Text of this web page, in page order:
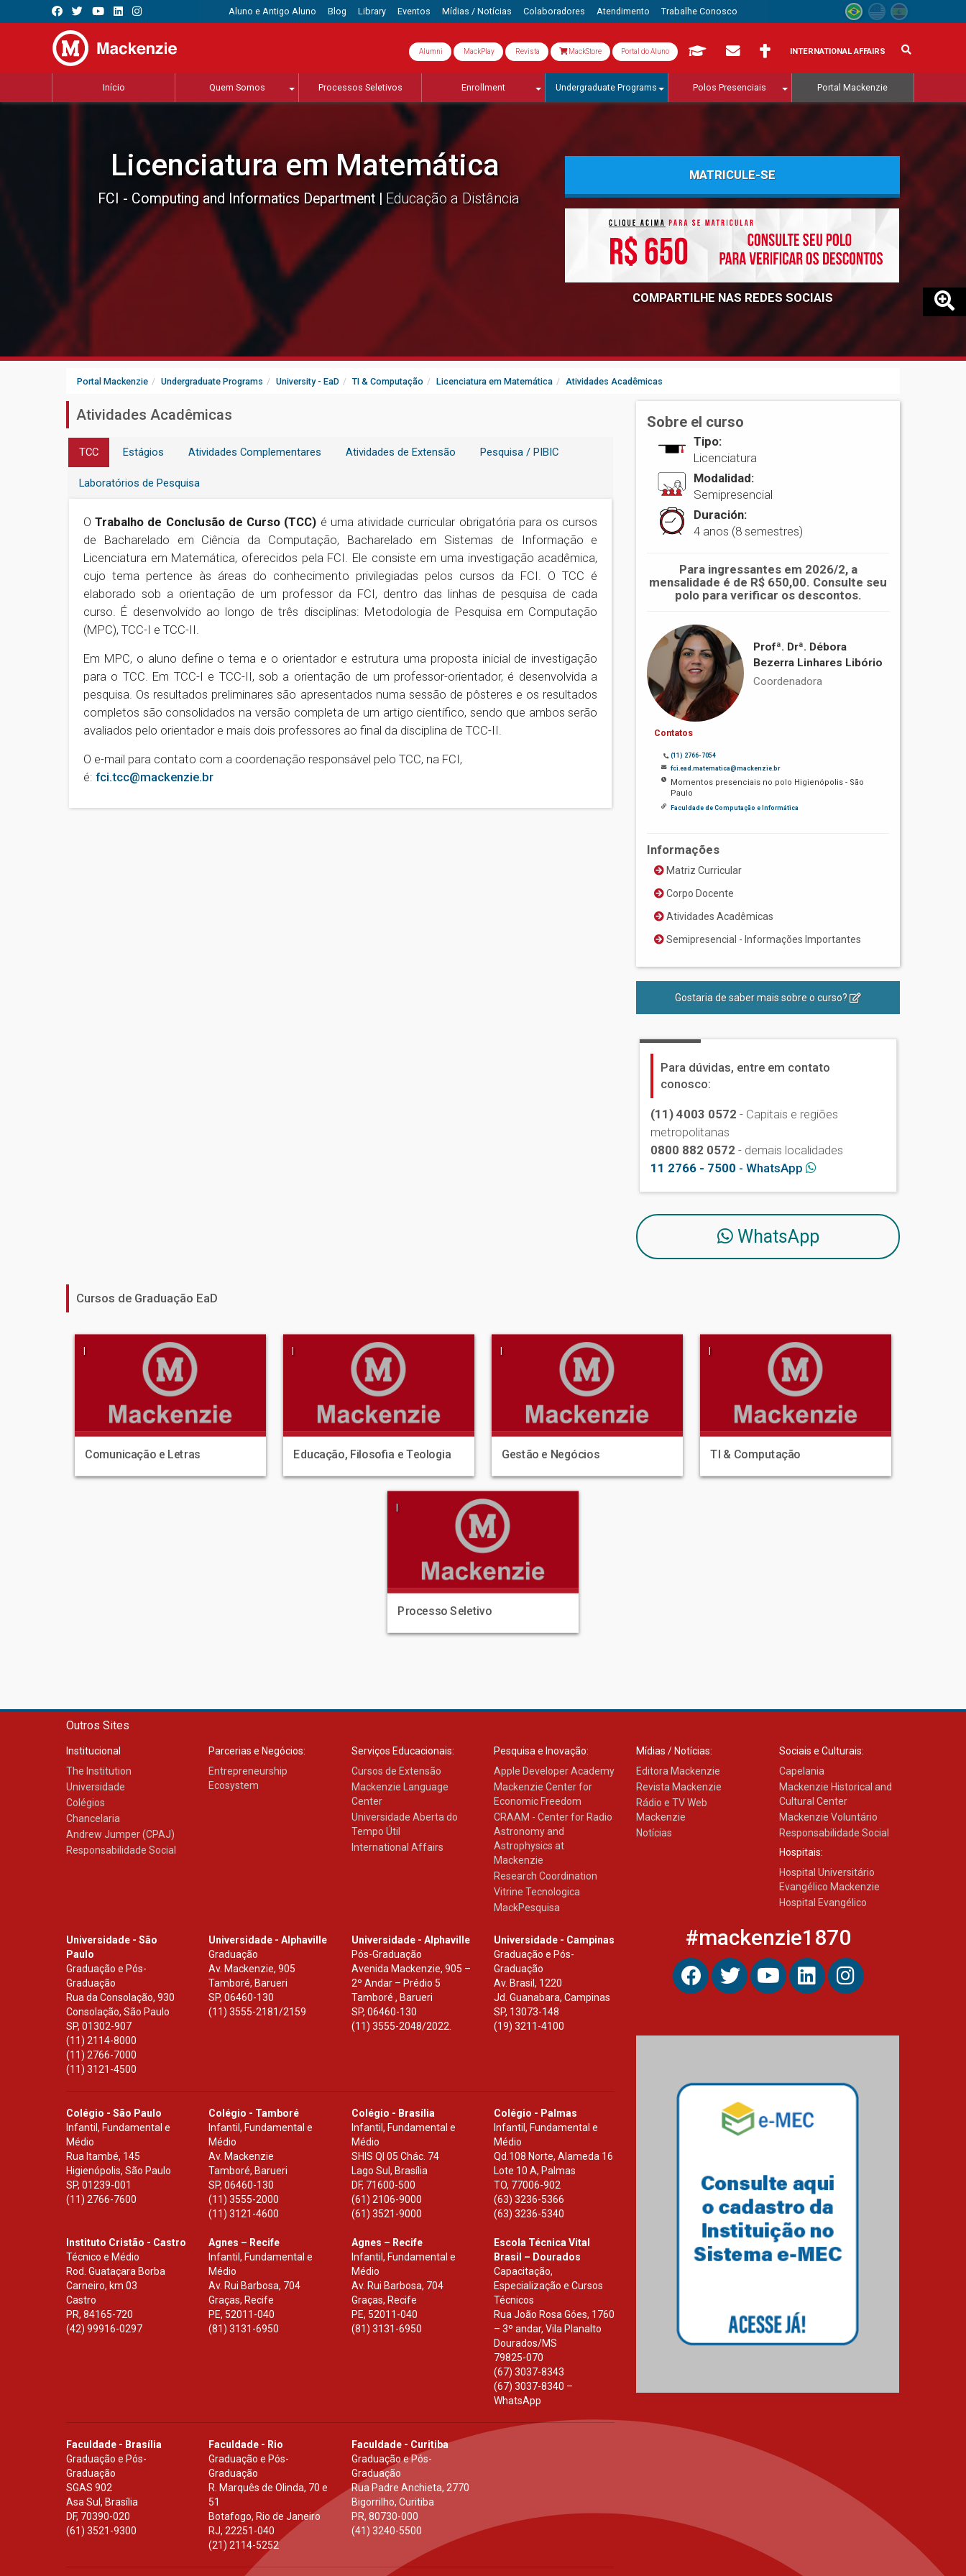
Aluno e Antigo Aluno Blog Library Eventos Mídias / Notícias Colaboradores Atendimento Trabalhe Conosco
Alumni MackPlay Revista MackStore Portal do Aluno INTERNATIONAL AFFAIRS
Início Quem Somos Processos Seletivos Enrollment Undergraduate Programs Polos Presenciais Portal Mackenzie
Licenciatura em Matemática
FCI - Computing and Informatics Department Educação a Distância
MATRICULE-SE
COMPARTILHE NAS REDES SOCIAIS
Portal Mackenzie Undergraduate Programs University - EaD TI & Computação Licenciatura em Matemática Atividades Acadêmicas
Atividades Acadêmicas
TCC Estágios Atividades Complementares Atividades de Extensão Pesquisa / PIBIC
Laboratórios de Pesquisa
OTrabalho de Conclusão de Curso (TCC) é uma atividade curricular obrigatória para os cursos
de Bacharelado em Ciência da Computação, Bacharelado em Sistemas de Informação e
Licenciatura em Matemática, oferecidos pela FCI. Ele consiste em uma investigação acadêmica,
cujo tema pertence às áreas do conhecimento privilegiadas pelos cursos da FCI. O TCC é
elaborado sob a orientação de um professor da FCI, dentro das linhas de pesquisa de cada
curso. É desenvolvido ao longo de três disciplinas: Metodologia de Pesquisa em Computação
(MPC), TCC-I e TCC-II.
Em MPC, o aluno define o tema e o orientador e estrutura uma proposta inicial de investigação
para o TCC. Em TCC-I e TCC-II, sob a orientação de um professor-orientador, é desenvolvida a
pesquisa. Os resultados preliminares são apresentados numa sessão de pôsteres e os resultados
completos são consolidados na versão completa de um artigo científico, sendo que ambos serão
avaliados pelo orientador e mais dois professores ao final da disciplina de TCC-II.
O e-mail para contato com a coordenação responsável pelo TCC, na FCI,
é: fci.tcc@mackenzie.br
Sobre el curso
Tipo:
Licenciatura
Modalidad:
Semipresencial
Duración:
4 anos (8 semestres)
Para ingressantes em 2026/2, a
mensalidade é de R$ 650,00. Consulte seu
polo para verificar os descontos.
Profª. Drª. Débora
Bezerra Linhares Libório
Coordenadora
Contatos
(11) 2766-7054
fci.ead.matematica@mackenzie.br
Momentos presenciais no polo Higienópolis - São
Paulo
Faculdade de Computação e Informática
Informações
Matriz Curricular
Corpo Docente
Atividades Acadêmicas
Semipresencial - Informações Importantes
Gostaria de saber mais sobre o curso?
Para dúvidas, entre em contato
conosco:
(11) 4003 0572 - Capitais e regiões
metropolitanas
0800 882 0572 - demais localidades
11 2766 - 7500 - WhatsApp
WhatsApp
Cursos de Graduação EaD
|
Comunicação e Letras
|
Educação, Filosofia e Teologia
|
Gestão e Negócios
|
TI & Computação
|
Processo Seletivo
Outros Sites
Institucional
The Institution
Universidade
Colégios
Chancelaria
Andrew Jumper (CPAJ)
Responsabilidade Social
Parcerias e Negócios:
Entrepreneurship
Ecosystem
Serviços Educacionais:
Cursos de Extensão
Mackenzie Language
Center
Universidade Aberta do
Tempo Útil
International Affairs
Pesquisa e Inovação:
Apple Developer Academy
Mackenzie Center for
Economic Freedom
CRAAM - Center for Radio
Astronomy and
Astrophysics at
Mackenzie
Research Coordination
Vitrine Tecnologica
MackPesquisa
Mídias / Notícias:
Editora Mackenzie
Revista Mackenzie
Rádio e TV Web
Mackenzie
Notícias
Sociais e Culturais:
Capelania
Mackenzie Historical and
Cultural Center
Mackenzie Voluntário
Responsabilidade Social
Hospitais:
Hospital Universitário
Evangélico Mackenzie
Hospital Evangélico
Universidade - São
Paulo
Graduação e Pós-
Graduação
Rua da Consolação, 930
Consolação, São Paulo
SP, 01302-907
(11) 2114-8000
(11) 2766-7000
(11) 3121-4500
Universidade - Alphaville
Graduação
Av. Mackenzie, 905
Tamboré, Barueri
SP,06460-130
(11) 3555-2181/2159
Universidade - Alphaville
Pós-Graduação
Avenida Mackenzie, 905 –
2º Andar – Prédio 5
Tamboré , Barueri
SP, 06460-130
(11) 3555-2048/2022.
Universidade - Campinas
Graduação e Pós-
Graduação
Av. Brasil, 1220
Jd. Guanabara, Campinas
SP, 13073-148
(19) 3211-4100
Colégio - São Paulo
Infantil, Fundamental e
Médio
Rua Itambé, 145
Higienópolis, São Paulo
SP, 01239-001
(11) 2766-7600
Colégio - Tamboré
Infantil, Fundamental e
Médio
Av. Mackenzie
Tamboré, Barueri
SP,06460-130
(11) 3555-2000
(11) 3121-4600
Colégio - Brasília
Infantil, Fundamental e
Médio
SHIS Ql 05 Chác. 74
Lago Sul, Brasília
DF, 71600-500
(61) 2106-9000
(61) 3521-9000
Colégio - Palmas
Infantil, Fundamental e
Médio
Qd.108 Norte, Alameda 16
Lote 10 A, Palmas
TO, 77006-902
(63) 3236-5366
(63) 3236-5340
Instituto Cristão - Castro
Técnico e Médio
Rod. Guataçara Borba
Carneiro, km 03
Castro
PR, 84165-720
(42) 99916-0297
Agnes – Recife
Infantil, Fundamental e
Médio
Av. Rui Barbosa, 704
Graças, Recife
PE, 52011-040
(81) 3131-6950
Agnes – Recife
Infantil, Fundamental e
Médio
Av. Rui Barbosa, 704
Graças, Recife
PE, 52011-040
(81) 3131-6950
Escola Técnica Vital
Brasil – Dourados
Capacitação,
Especialização e Cursos
Técnicos
Rua João Rosa Góes, 1760
– 3º andar, Vila Planalto
Dourados/MS
79825-070
(67) 3037-8343
(67) 3037-8340 –
WhatsApp
Faculdade - Brasília
Graduação e Pós-
Graduação
SGAS 902
Asa Sul, Brasília
DF, 70390-020
(61) 3521-9300
Faculdade - Rio
Graduação e Pós-
Graduação
R. Marquês de Olinda, 70 e
51
Botafogo, Rio de Janeiro
RJ,22251-040
(21) 2114-5252
Faculdade - Curitiba
Graduação e Pós-
Graduação
Rua Padre Anchieta, 2770
Bigorrilho, Curitiba
PR, 80730-000
(41) 3240-5500
#mackenzie1870